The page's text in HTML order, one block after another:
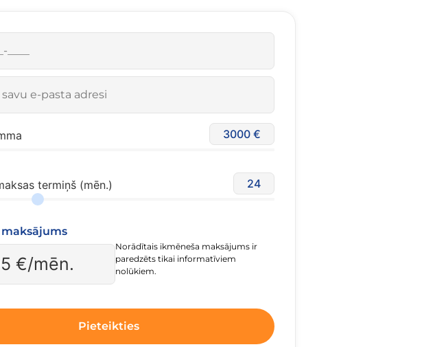
3000
termiņš (mēn.) 24
€/mēn.
Norādītais ikmēneša maksājums ir
paredzēts tikai informatīviem
nolūkiem.
Pieteikties